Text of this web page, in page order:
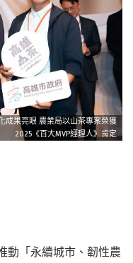
成果亮眼 農業局以山茶專案榮獲
2025《百大MVP經理人》肯定
動「永續城市、韌性農